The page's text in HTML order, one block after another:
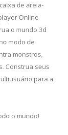
de areia-
Online
o mundo 3d
modo de
monstros,
Construa seus
para a
o mundo!